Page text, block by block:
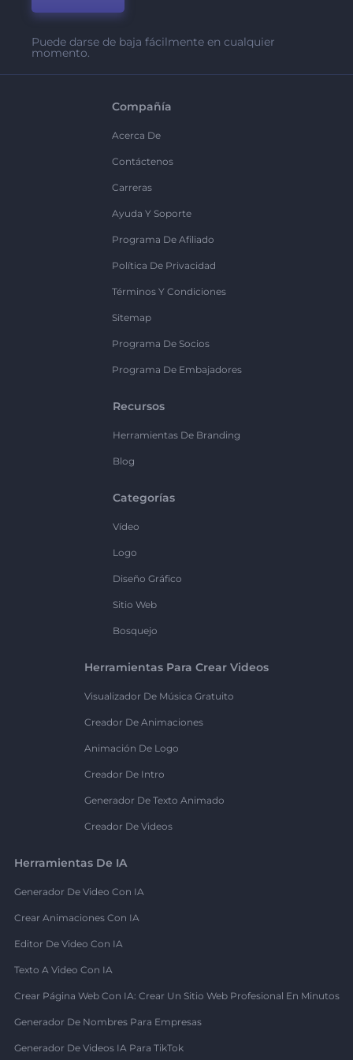
Puede darse de baja fácilmente en cualquier
momento.
Compañía
Acerca De
Contáctenos
Carreras
Ayuda Y Soporte
Programa De Afiliado
Política De Privacidad
Términos Y Condiciones
Sitemap
Programa De Socios
Programa De Embajadores
Recursos
Herramientas De Branding
Blog
Categorías
Vídeo
Logo
Diseño Gráfico
Sitio Web
Bosquejo
Herramientas Para Crear Videos
Visualizador De Música Gratuito
Creador De Animaciones
Animación De Logo
Creador De Intro
Generador De Texto Animado
Creador De Videos
Herramientas De IA
Generador De Video Con IA
Crear Animaciones Con IA
Editor De Video Con IA
Texto A Video Con IA
Crear Página Web Con IA: Crear Un Sitio Web Profesional En Minutos
Generador De Nombres Para Empresas
Generador De Videos IA Para TikTok